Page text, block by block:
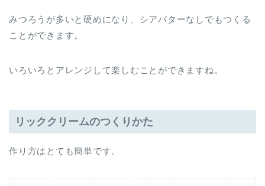
みつろうが多いと硬めになり、シアバターなしでもつくる
ことができます。
いろいろとアレンジして楽しむことができますね。
リッククリームのつくりかた
作り方はとても簡単です。